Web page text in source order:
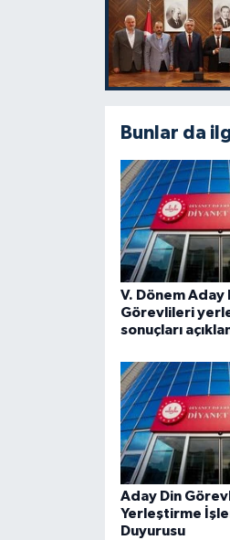
Bunlar da
V. Dönem Aday
Görevlileri
sonuçları
Aday Din
Yerleştirme
Duyurusu
Gümüşhane Müftülüğü
Hakkari Müftülüğü
Isparta Müftülüğü
İstanbul Müftülüğü
İzmir Müftülüğü
Karabük Müftülüğü
Karaman Müftülüğü
Kars Müftülüğü
Kastamonu Müftülüğü